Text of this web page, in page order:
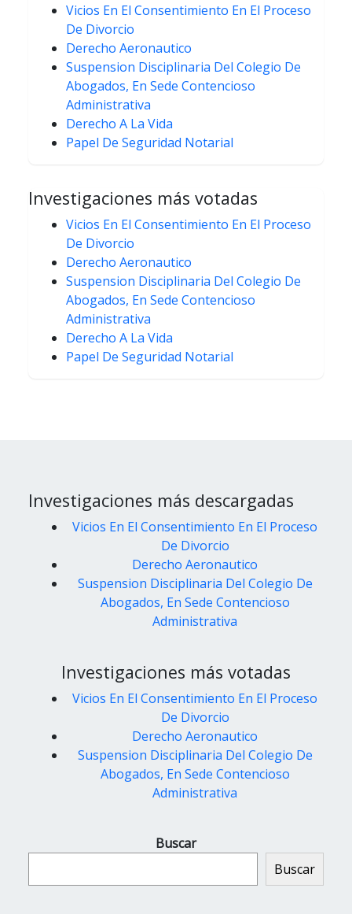
Vicios En El Consentimiento En El Proceso
De Divorcio
Derecho Aeronautico
Suspension Disciplinaria Del Colegio De
Abogados, En Sede Contencioso
Administrativa
Derecho A La Vida
Papel De Seguridad Notarial
Investigaciones más votadas
Vicios En El Consentimiento En El Proceso
De Divorcio
Derecho Aeronautico
Suspension Disciplinaria Del Colegio De
Abogados, En Sede Contencioso
Administrativa
Derecho A La Vida
Papel De Seguridad Notarial
Investigaciones más descargadas
Vicios En El Consentimiento En El Proceso
De Divorcio
Derecho Aeronautico
Suspension Disciplinaria Del Colegio De
Abogados, En Sede Contencioso
Administrativa
Investigaciones más votadas
Vicios En El Consentimiento En El Proceso
De Divorcio
Derecho Aeronautico
Suspension Disciplinaria Del Colegio De
Abogados, En Sede Contencioso
Administrativa
Buscar
Buscar